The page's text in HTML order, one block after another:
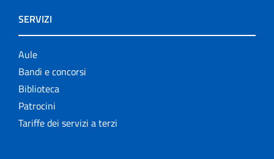
SERVIZI
Aule
Bandi e concorsi
Biblioteca
Patrocini
Tariffe dei servizi a terzi